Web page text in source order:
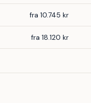
fra 10.745 kr
fra 18.120 kr